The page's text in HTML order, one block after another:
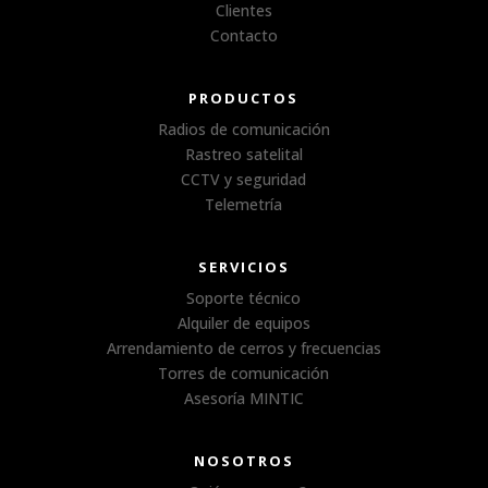
Clientes
Contacto
PRODUCTOS
Radios de comunicación
Rastreo satelital
CCTV y seguridad
Telemetría
SERVICIOS
Soporte técnico
Alquiler de equipos
Arrendamiento de cerros y frecuencias
Torres de comunicación
Asesoría MINTIC
NOSOTROS